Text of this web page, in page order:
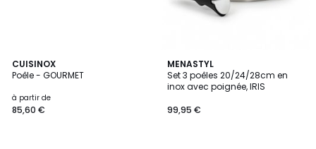
CUISINOX
Poêle - GOURMET
à partir de
85,60 €
3
/
MENASTYL
Set 3 poêles 20/24/28cm en
inox avec poignée, IRIS
99,95 €